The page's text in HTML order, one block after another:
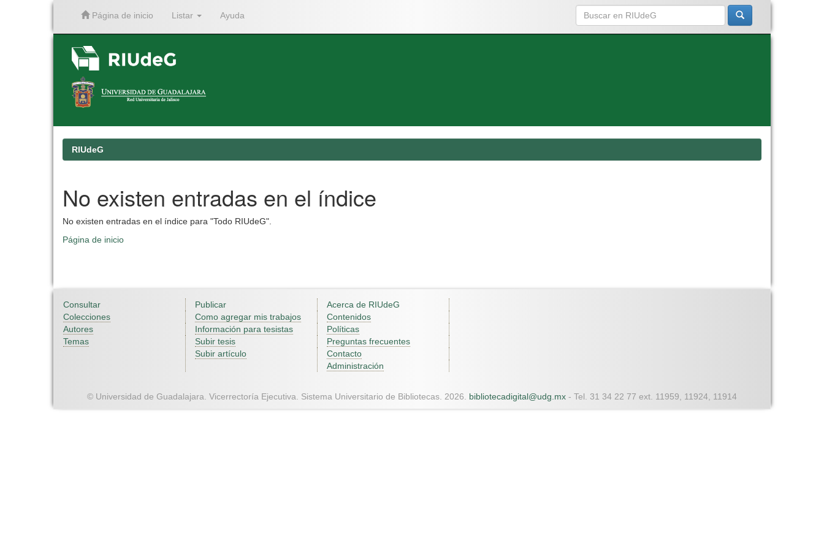
Página de inicio Listar Ayuda
RIUdeG
No existen entradas en el índice
No existen entradas en el índice para "Todo RIUdeG".
Página de inicio
Consultar
Colecciones
Autores
Temas
Publicar
Como agregar mis trabajos
Información para tesistas
Subir tesis
Subir artículo
Acerca de RIUdeG
Contenidos
Políticas
Preguntas frecuentes
Contacto
Administración
© Universidad de Guadalajara. Vicerrectoría Ejecutiva. Sistema Universitario de Bibliotecas. 2026. bibliotecadigital@udg.mx - Tel. 31 34 22 77 ext. 11959, 11924, 11914